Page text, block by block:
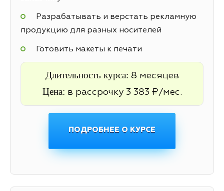
Разрабатывать и верстать рекламную
продукцию для разных носителей
Готовить макеты к печати
Длительность курса: 8 месяцев
Цена: в рассрочку 3 383 ₽/мес.
ПОДРОБНЕЕ О КУРСЕ